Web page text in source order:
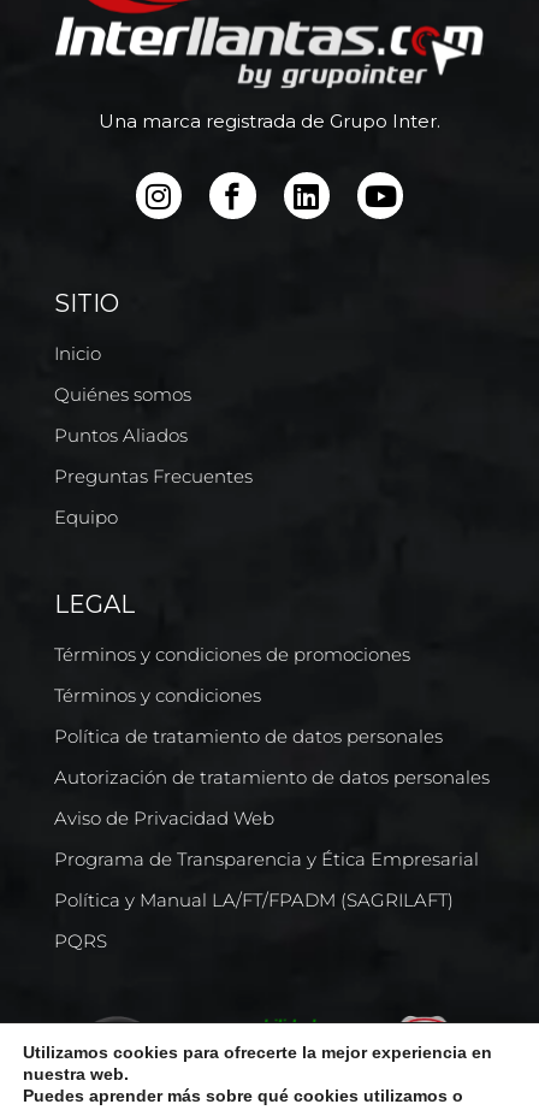
Una marca registrada de Grupo Inter.
SITIO
Inicio
Quiénes somos
Puntos Aliados
Preguntas Frecuentes
Equipo
LEGAL
Términos y condiciones de promociones
Términos y condiciones
Política de tratamiento de datos personales
Autorización de tratamiento de datos personales
Aviso de Privacidad Web
Programa de Transparencia y Ética Empresarial
Política y Manual LA/FT/FPADM (SAGRILAFT)
PQRS
Utilizamos cookies para ofrecerte la mejor experiencia en
nuestra web.
Puedes aprender más sobre qué cookies utilizamos o